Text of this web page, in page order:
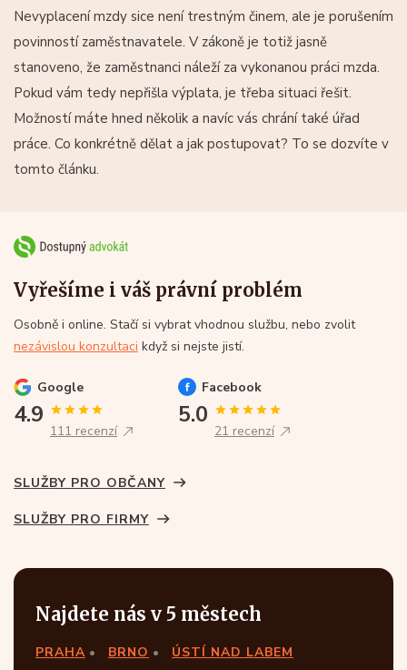
Nevyplacení mzdy sice není trestným činem, ale je porušením
povinností zaměstnavatele. V zákoně je totiž jasně
stanoveno, že zaměstnanci náleží za vykonanou práci mzda.
Pokud vám tedy nepřišla výplata, je třeba situaci řešit.
Možností máte hned několik a navíc vás chrání také úřad
práce. Co konkrétně dělat a jak postupovat? To se dozvíte v
tomto článku.
Vyřešíme i váš právní problém
Osobně i online. Stačí si vybrat vhodnou službu, nebo zvolit
nezávislou konzultaci když si nejste jistí.
Google
4.9
111 recenzí
Facebook
5.0
21 recenzí
SLUŽBY PRO OBČANY
SLUŽBY PRO FIRMY
Najdete nás v 5 městech
PRAHA BRNO
ÚSTÍ NAD LABEM